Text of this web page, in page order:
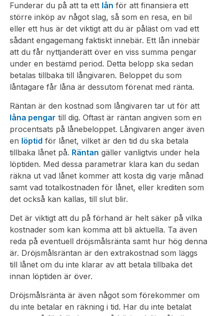
Funderar du på att ta ett lån för att finansiera ett
större inköp av något slag, så som en resa, en bil
eller ett hus är det viktigt att du är påläst om vad ett
sådant engagemang faktiskt innebär. Ett lån innebär
att du får nyttjanderätt över en viss summa pengar
under en bestämd period. Detta belopp ska sedan
betalas tillbaka till långivaren. Beloppet du som
låntagare får låna är dessutom förenat med ränta.
Räntan är den kostnad som långivaren tar ut för att
låna pengar till dig. Oftast är räntan angiven som en
procentsats på lånebeloppet. Långivaren anger även
en löptid för lånet, vilket är den tid du ska betala
tillbaka lånet på. Räntan gäller vanligtvis under hela
löptiden. Med dessa parametrar klara kan du sedan
räkna ut vad lånet kommer att kosta dig varje månad
samt vad totalkostnaden för lånet, eller krediten som
det också kan kallas, till slut blir.
Det är viktigt att du på förhand är helt säker på vilka
kostnader som kan komma att bli aktuella. Ta även
reda på eventuell dröjsmålsränta samt hur hög denna
är. Dröjsmålsräntan är den extrakostnad som läggs
till lånet om du inte klarar av att betala tillbaka det
innan löptiden är över.
Dröjsmålsränta är även något som förekommer om
du inte betalar en räkning i tid. Har du inte betalat